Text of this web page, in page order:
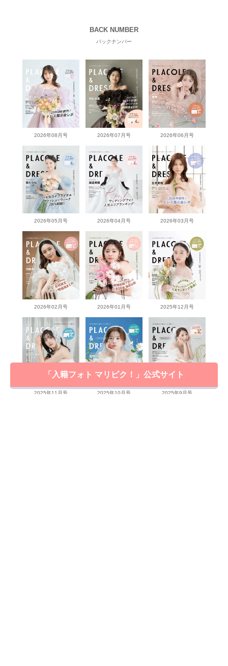
「入籍フォト マリピク！」公式サイト
BACK NUMBER
バックナンバー
2026年08月号 2026年07月号 2026年06月号
2026年05月号 2026年04月号 2026年03月号
2026年02月号 2026年01月号 2025年12月号
2025年11月号 2025年10月号 2025年9月号